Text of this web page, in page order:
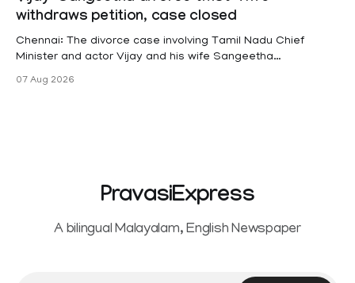
hysterectomy surgery under the Kerala Service Rules
(KSR). The court noted that since essential benefits like
maternity
withdraws petition, case closed
Chennai: The divorce case involving Tamil Nadu Chief
Minister and actor Vijay and his wife Sangeetha
Sowrnalingam has taken a new turn after Sangeetha
07 Aug 2026
PravasiExpress
A bilingual Malayalam, English Newspaper